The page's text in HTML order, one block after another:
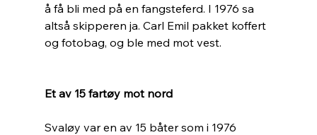
å få bli med på en fangsteferd. I 1976 sa
altså skipperen ja. Carl Emil pakket koffert
og fotobag, og ble med mot vest.
Et av 15 fartøy mot nord
Svaløy var en av 15 båter som i 1976